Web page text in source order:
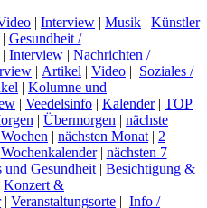
| Interview | Musik | Künstler
| Gesundheit /
| Interview | Nachrichten /
| Artikel | Video | Soziales /
| Kolumne und
| Veedelsinfo | Kalender| TOP
| Übermorgen | nächste
| nächsten Monat | 2
Wochenkalender| nächsten 7
und Gesundheit | Besichtigung &
Konzert &
| Veranstaltungsorte | Info /